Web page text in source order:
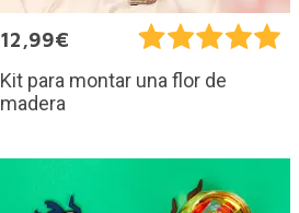
12,99€
Kit para montar una flor de
madera